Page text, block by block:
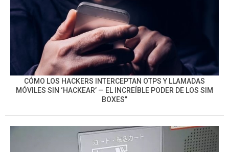
CÓMO LOS HACKERS INTERCEPTAN OTPS Y LLAMADAS
MÓVILES SIN ‘HACKEAR’ — EL INCREÍBLE PODER DE LOS SIM
BOXES”